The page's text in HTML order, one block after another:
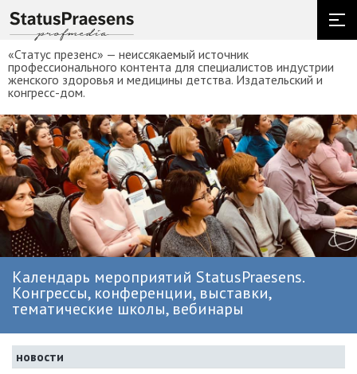
«Статус презенс» — неиссякаемый источник
профессионального контента для специалистов индустрии
женского здоровья и медицины детства. Издательский и
конгресс-дом.
Календарь мероприятий StatusPraesens.
Конгрессы, конференции, выставки,
тематические школы, вебинары
новости